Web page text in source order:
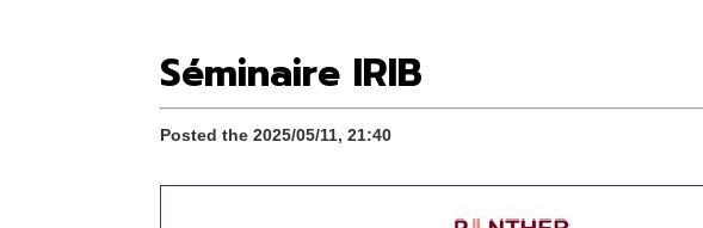
Séminaire IRIB
Posted the 2025/05/11, 21:40